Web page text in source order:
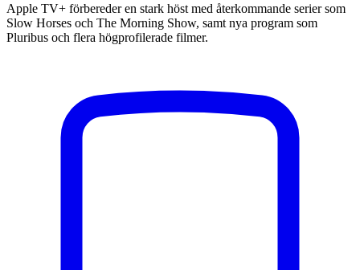
Apple TV+ förbereder en stark höst med återkommande serier som
Slow Horses och The Morning Show, samt nya program som
Pluribus och flera högprofilerade filmer.